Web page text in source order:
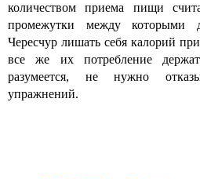
количеством приема пищи
промежутки между которыми
Чересчур лишать себя калорий
все же их потребление
разумеется, не нужно
упражнений.